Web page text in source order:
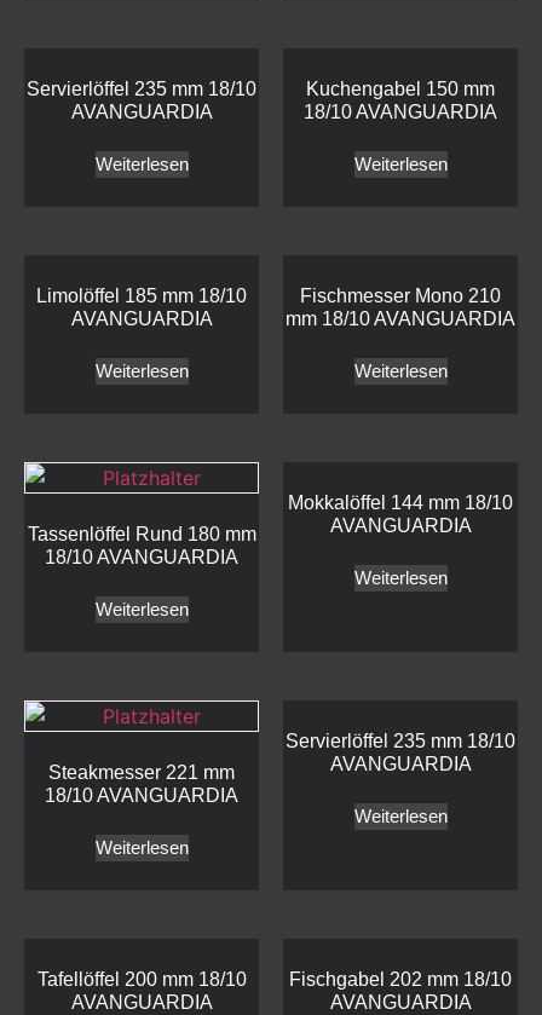
Servierlöffel 235 mm 18/10
AVANGUARDIA
Weiterlesen
Kuchengabel 150 mm
18/10 AVANGUARDIA
Weiterlesen
Limolöffel 185 mm 18/10
AVANGUARDIA
Weiterlesen
Fischmesser Mono 210
mm 18/10 AVANGUARDIA
Weiterlesen
Tassenlöffel Rund 180 mm
18/10 AVANGUARDIA
Weiterlesen
Mokkalöffel 144 mm 18/10
AVANGUARDIA
Weiterlesen
Steakmesser 221 mm
18/10 AVANGUARDIA
Weiterlesen
Servierlöffel 235 mm 18/10
AVANGUARDIA
Weiterlesen
Tafellöffel 200 mm 18/10
AVANGUARDIA
Fischgabel 202 mm 18/10
AVANGUARDIA